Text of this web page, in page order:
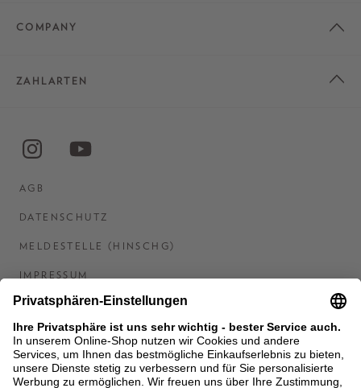
COMPANY
ZAHLARTEN
AGB
DATENSCHUTZ
MELDESTELLE (HINSCHG)
IMPRESSUM
BARRIEREFREIHEITSERKLÄRUNG
KONTAKT
COOKIES